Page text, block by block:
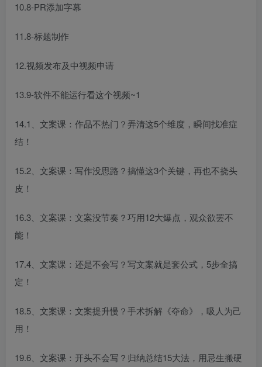
10.8-PR添加字幕
11.8-标题制作
12.视频发布及中视频申请
13.9-软件不能运行看这个视频~1
14.1、文案课：作品不热门？弄清这5个维度，瞬间找准症
结！
15.2、文案课：写作没思路？搞懂这3个关键，再也不挠头
皮！
16.3、文案课：文案没节奏？巧用12大爆点，观众欲罢不
能！
17.4、文案课：还是不会写？写文案就是套公式，5步全搞
定！
18.5、文案课：文案提升慢？手术拆解《夺命》，吸人为己
用！
19.6、文案课：开头不会写？归纳总结15大法，用忌生搬硬